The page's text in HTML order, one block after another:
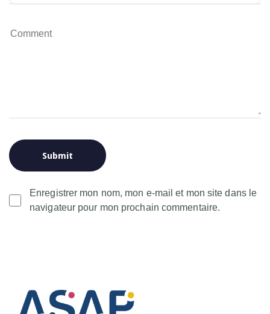
Enregistrer mon nom, mon e-mail et mon site dans le
navigateur pour mon prochain commentaire.